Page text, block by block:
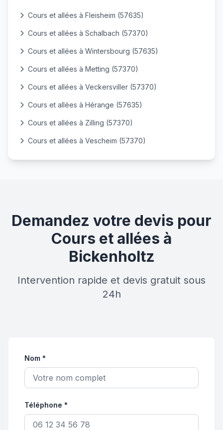
Cours et allées à Fleisheim (57635)
Cours et allées à Schalbach (57370)
Cours et allées à Wintersbourg (57635)
Cours et allées à Metting (57370)
Cours et allées à Veckersviller (57370)
Cours et allées à Hérange (57635)
Cours et allées à Zilling (57370)
Cours et allées à Vescheim (57370)
Demandez votre devis pour
Cours et allées à
Bickenholtz
Intervention rapide et devis gratuit sous
24h
Nom *
Téléphone *